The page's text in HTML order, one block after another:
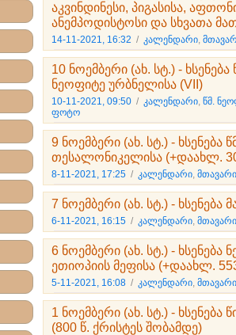
აკვინდინესი, პიგასისა,
ანემპოდისტოსი და სხვათა
14-11-2021, 16:32 / კალენდარი,
10 ნოემბერი (ახ. სტ.) -
ნეოფიტე ურბნელისა (VII)
10-11-2021, 09:50 / კალენდარი, წმ.
ფოტო
9 ნოემბერი (ახ. სტ.) - ხსენება
თესალონიკელისა (+დაახლ.
8-11-2021, 17:25 / კალენდარი,
7 ნოემბერი (ახ. სტ.) - ხსენება
6-11-2021, 16:15 / კალენდარი,
6 ნოემბერი (ახ. სტ.) - ხსენება
ეთიოპიის მეფისა (+დაახლ.
5-11-2021, 16:08 / კალენდარი,
1 ნოემბერი (ახ. სტ.) - ხსენება
(800 წ. ქრისტეს შობამდე)